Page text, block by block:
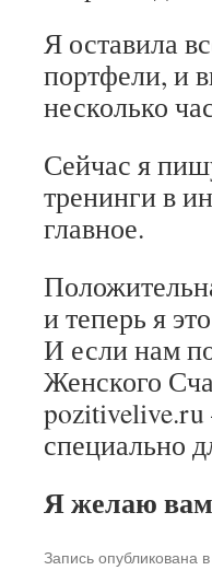
Я оставила
портфели, и
несколько
Сейчас я
тренинги в
главное.
и теперь я
И если нам
Женского
специально
Я желаю
Запись опубликована